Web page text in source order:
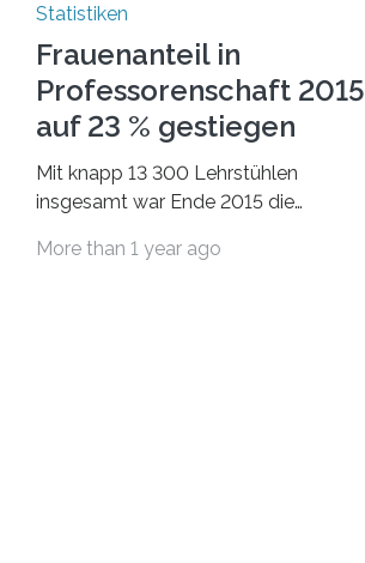
Statistiken
Frauenanteil in
Professorenschaft 2015
auf 23 % gestiegen
Mit knapp 13 300 Lehrstühlen
insgesamt war Ende 2015 die
und Sozialwissenschaften bei
More than 1 year ago